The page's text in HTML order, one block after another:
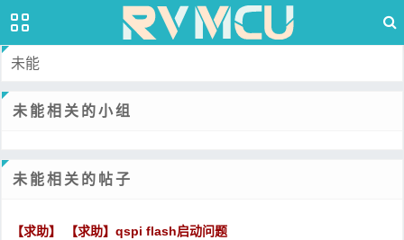
未能
未能相关的小组
未能相关的帖子
【求助】 【求助】qspi flash启动问题